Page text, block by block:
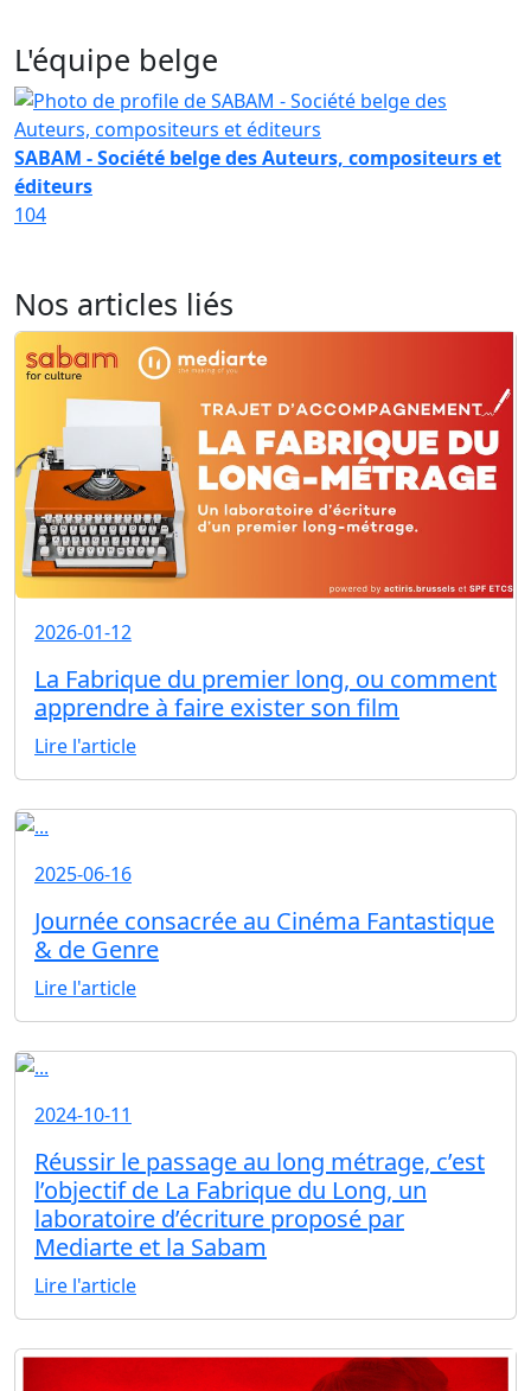
L'équipe belge
SABAM - Société belge des Auteurs, compositeurs et
éditeurs
104
Nos articles liés
2026-01-12
La Fabrique du premier long, ou comment
apprendre à faire exister son film
Lire l'article
2025-06-16
Journée consacrée au Cinéma Fantastique
& de Genre
Lire l'article
2024-10-11
Réussir le passage au long métrage, c’est
l’objectif de La Fabrique du Long, un
laboratoire d’écriture proposé par
Mediarte et la Sabam
Lire l'article